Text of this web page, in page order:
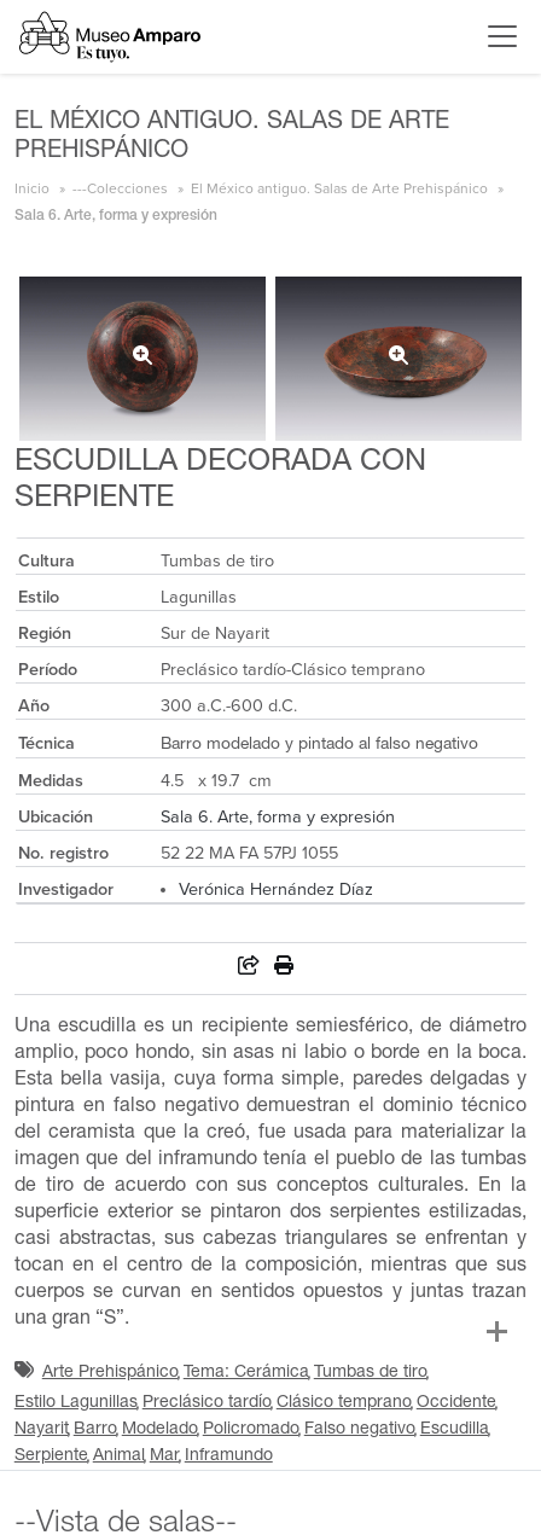
EL MÉXICO ANTIGUO. SALAS DE ARTE
PREHISPÁNICO
Inicio ---Colecciones El México antiguo. Salas de Arte Prehispánico
Sala 6. Arte, forma y expresión
ESCUDILLA DECORADA CON
SERPIENTE
Cultura
Tumbas de tiro
Estilo
Lagunillas
Región
Sur de Nayarit
Período
Preclásico tardío-Clásico temprano
Año
300 a.C.-600 d.C.
Técnica
Barro modelado y pintado al falso negativo
Medidas
4.5 x 19.7 cm
Ubicación
Sala 6. Arte, forma y expresión
No. registro
52 22 MA FA 57PJ 1055
Investigador
Verónica Hernández Díaz
Una escudilla es un recipiente semiesférico, de diámetro
amplio, poco hondo, sin asas ni labio o borde en la boca.
Esta bella vasija, cuya forma simple, paredes delgadas y
pintura en falso negativo demuestran el dominio técnico
del ceramista que la creó, fue usada para materializar la
imagen que del inframundo tenía el pueblo de las tumbas
de tiro de acuerdo con sus conceptos culturales. En la
superficie exterior se pintaron dos serpientes estilizadas,
casi abstractas, sus cabezas triangulares se enfrentan y
tocan en el centro de la composición, mientras que sus
cuerpos se curvan en sentidos opuestos y juntas trazan
una gran “S”.
Arte Prehispánico Tema: Cerámica Tumbas de tiro
Estilo Lagunillas Preclásico tardío Clásico temprano Occidente
Nayarit Barro Modelado Policromado Falso negativo Escudilla
Serpiente Animal Mar Inframundo
--Vista de salas--